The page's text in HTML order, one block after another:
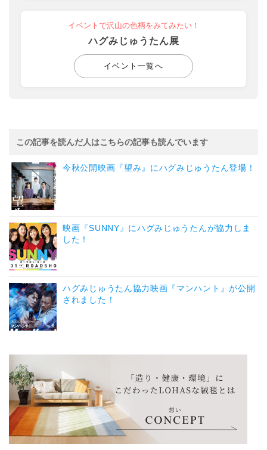
イベントで沢山の色柄をみてみたい！
ハグみじゅうたん展
イベント一覧へ
この記事を読んだ人はこちらの記事も読んでいます
今秋公開映画『望み』にハグみじゅうたん登場！
映画『SUNNY』にハグみじゅうたんが協力しま
した！
ハグみじゅうたん協力映画『マンハント』が公開
されました！